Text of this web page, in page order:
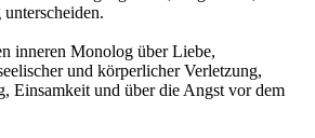
inneren Monolog über Liebe,
und körperlicher Verletzung,
Einsamkeit und über die Angst vor dem